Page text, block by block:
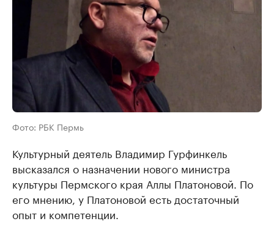
Фото: РБК Пермь
Культурный деятель Владимир Гурфинкель
высказался о назначении нового министра
культуры Пермского края Аллы Платоновой. По
его мнению, у Платоновой есть достаточный
опыт и компетенции.